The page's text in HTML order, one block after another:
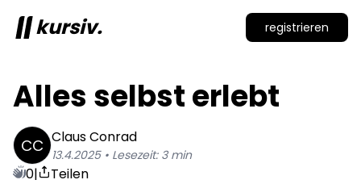
kursiv. registrieren
Alles selbst erlebt
CC ClausConrad
13.4.2025• Lesezeit: 3min
0| Teilen